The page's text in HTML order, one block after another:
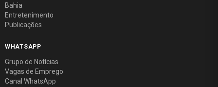
Bahia
Entretenimento
Publicações
WHATSAPP
Grupo de Notícias
Vagas de Emprego
Canal WhatsApp